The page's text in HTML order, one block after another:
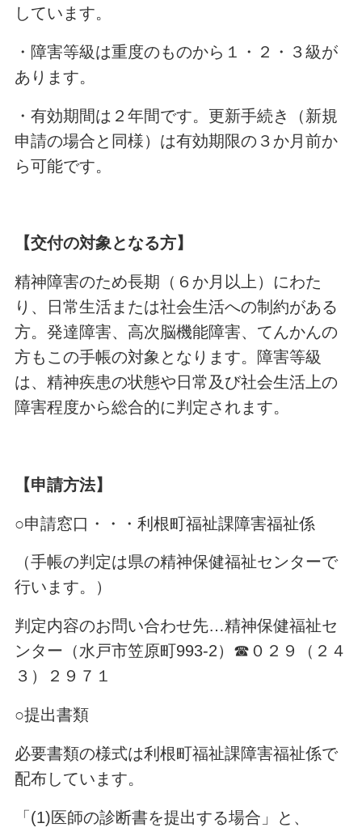
しています。
・障害等級は重度のものから１・２・３級が
あります。
・有効期間は２年間です。更新手続き（新規
申請の場合と同様）は有効期限の３か月前か
ら可能です。
【交付の対象となる方】
精神障害のため長期（６か月以上）にわた
り、日常生活または社会生活への制約がある
方。発達障害、高次脳機能障害、てんかんの
方もこの手帳の対象となります。障害等級
は、精神疾患の状態や日常及び社会生活上の
障害程度から総合的に判定されます。
【申請方法】
○申請窓口・・・利根町福祉課障害福祉係
（手帳の判定は県の精神保健福祉センターで
行います。）
判定内容のお問い合わせ先…精神保健福祉セ
ンター（水戸市笠原町993-2）☎０２９（２４
３）２９７１
○提出書類
必要書類の様式は利根町福祉課障害福祉係で
配布しています。
「(1)医師の診断書を提出する場合」と、